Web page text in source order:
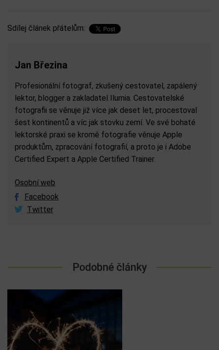
Sdílej článek přátelům:
Jan Březina
Profesionální fotograf, zkušený cestovatel, zapálený
lektor, blogger a zakladatel Ilumia. Cestovatelské
fotografii se věnuje již více jak deset let, procestoval
šest kontinentů a víc jak stovku zemí. Ve své bohaté
lektorské praxi se kromě fotografie věnuje Apple
produktům, zpracování fotografií, a proto je i Adobe
Certified Expert a Apple Certified Trainer.
Osobní web
Facebook
Twitter
Podobné články